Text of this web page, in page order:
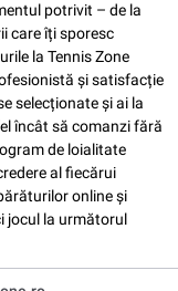
potrivit – de la
care îți sporesc
la Tennis Zone
și satisfacție
selecționate și ai la
încât să comanzi fără
de loialitate
al fiecărui
online și
jocul la următorul